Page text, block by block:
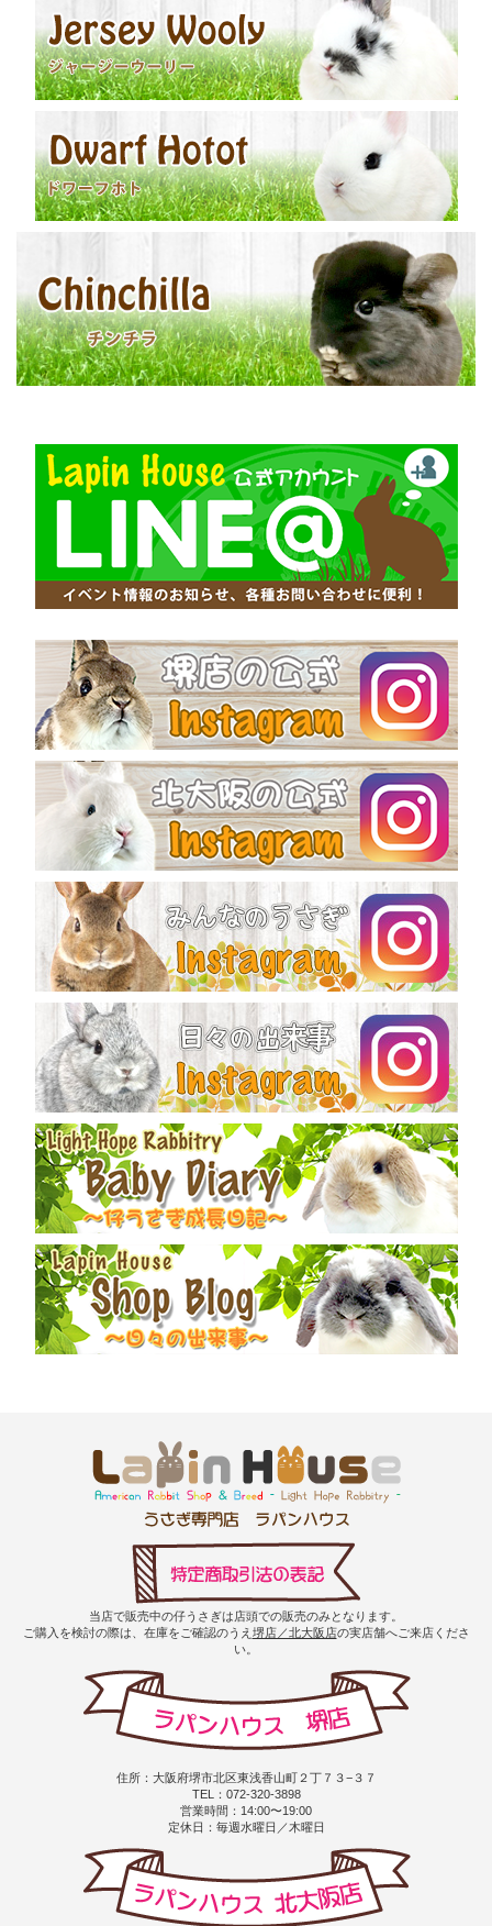
当店で販売中の仔うさぎは店頭での販売のみとなります。
ご購入を検討の際は、在庫をご確認のうえ 堺店／北大阪店の実店舗へご来店くださ
い。
住所：大阪府堺市北区東浅香山町２丁７３−３７
TEL：072-320-3898
営業時間：14:00〜19:00
定休日：毎週水曜日／木曜日